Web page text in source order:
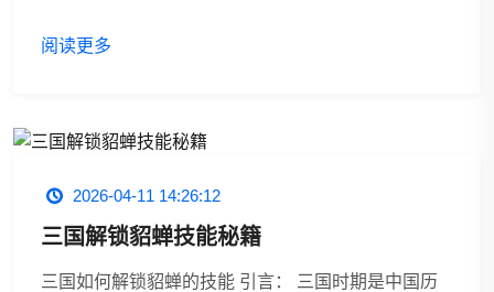
阅读更多
2026-04-11 14:26:12
三国解锁貂蝉技能秘籍
三国如何解锁貂蝉的技能 引言： 三国时期是中国历